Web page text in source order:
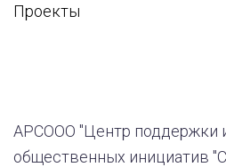
Проекты
АРСООО "Центр поддержки
общественных инициатив